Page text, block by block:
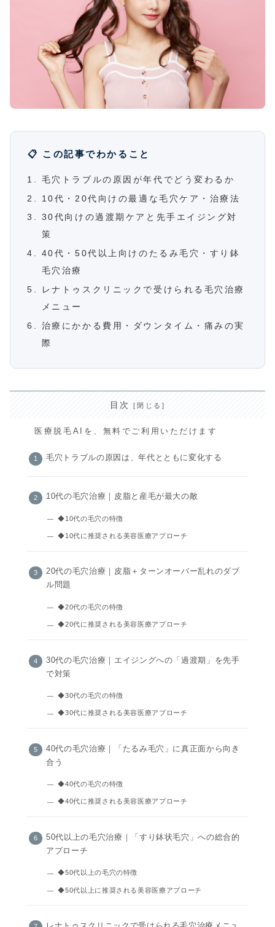
📋 この記事でわかること
毛穴トラブルの原因が年代でどう変わるか
10代・20代向けの最適な毛穴ケア・治療法
30代向けの過渡期ケアと先手エイジング対
策
40代・50代以上向けのたるみ毛穴・すり鉢
毛穴治療
レナトゥスクリニックで受けられる毛穴治療
メニュー
治療にかかる費用・ダウンタイム・痛みの実
際
目次
医療脱毛AIを、無料でご利用いただけます
毛穴トラブルの原因は、年代とともに変化する
10代の毛穴治療｜皮脂と産毛が最大の敵
◆10代の毛穴の特徴
◆10代に推奨される美容医療アプローチ
20代の毛穴治療｜皮脂＋ターンオーバー乱れのダブ
ル問題
◆20代の毛穴の特徴
◆20代に推奨される美容医療アプローチ
30代の毛穴治療｜エイジングへの「過渡期」を先手
で対策
◆30代の毛穴の特徴
◆30代に推奨される美容医療アプローチ
40代の毛穴治療｜「たるみ毛穴」に真正面から向き
合う
◆40代の毛穴の特徴
◆40代に推奨される美容医療アプローチ
50代以上の毛穴治療｜「すり鉢状毛穴」への総合的
アプローチ
◆50代以上の毛穴の特徴
◆50代以上に推奨される美容医療アプローチ